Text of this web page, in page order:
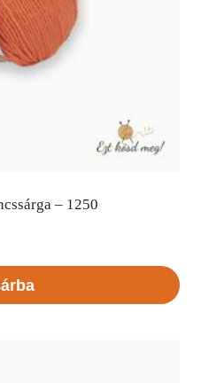
– 1250